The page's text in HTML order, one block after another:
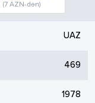
(7 AZN-dən)
UAZ
469
1978